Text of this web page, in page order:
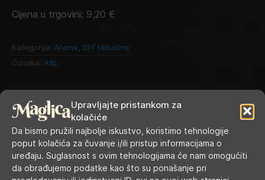
Upravljajte pristankom za
kolačiće
Da bismo pružili najbolje iskustvo, koristimo tehnologije
poput kolačića za čuvanje i/ili pristup informacijama o
uređaju. Suglasnost s ovim tehnologijama će nam omogućiti
da obrađujemo podatke kao što su ponašanje pri
Cijena u trgovini: 9,20 €
Kategorije: Arome DIY tekućine
Oznaka: A&L